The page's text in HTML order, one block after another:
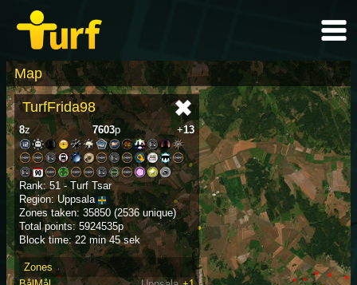
Map
TurfFrida98
8z 7603p +13
Rank: 51 - Turf Tsar
Region: Uppsala
Zones taken: 35850 (2536 unique)
Total points: 5924535p
Block time: 22 min 45 sek
Zones